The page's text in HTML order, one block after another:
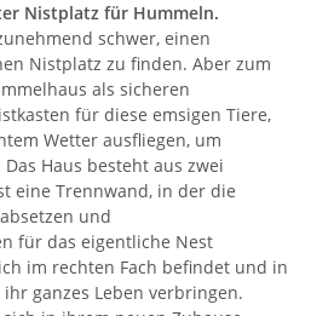
Nistplatz für Hummeln.
schwer, einen
Nistplatz zu finden. Aber zum
als sicheren
für diese emsigen Tiere,
Wetter ausfliegen, um
Haus besteht aus zwei
eine Trennwand, in der die
und
für das eigentliche Nest
im rechten Fach befindet und in
ganzes Leben verbringen.